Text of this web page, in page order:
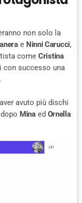
non solo la
e Ninni Carucci,
come Cristina
con successo una
avuto più dischi
Mina ed Ornella